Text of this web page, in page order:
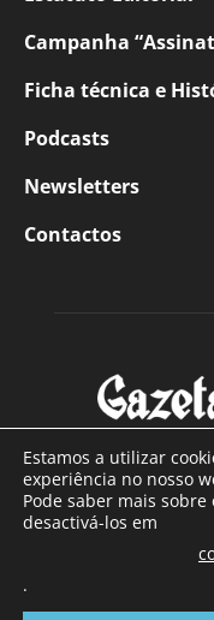
Campanha
Ficha técnica e
Podcasts
Newsletters
Contactos
Com sede nas
a sul de distrito de
Estamos a utilizar
experiência no nosso
Pode saber mais
desactivá-los em
.